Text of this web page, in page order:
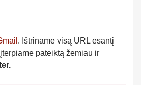
. Ištriname visą URL esantį
pateiktą žemiau ir